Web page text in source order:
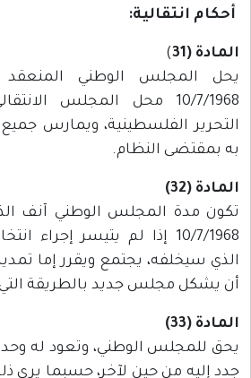
أحكام انتقالية:
المادة (31
)
يحل المجلس الوطني المنعقد
10/7/1968 محل المجلس
التحرير الفلسطينية، ويمارس
به بمقتضى النظام.
المادة (32)
تكون مدة المجلس الوطني آنف
10/7/1968 إذا لم يتيسر
الذي سيخلفه، يجتمع ويقرر إما
أن يشكل مجلس جديد بالطريقة التي
المادة (33)
يحق للمجلس الوطني، وتعود له
جدد إليه من حين لآخر، حسبما يرى